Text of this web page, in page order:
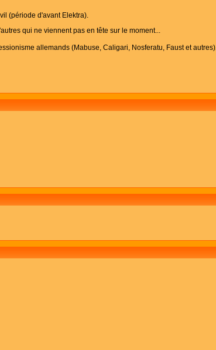
(période d'avant Elektra).
qui ne viennent pas en tête sur le moment...
allemands (Mabuse, Caligari, Nosferatu, Faust et autres).